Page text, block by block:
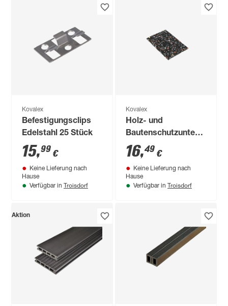
Kovalex
Befestigungsclips
Edelstahl 25 Stück
15,99 €
Keine Lieferung nach
Hause
Verfügbar in Troisdorf
Kovalex
Holz- und
Bautenschutzunterlage
90 x 60 x 3 mm,
60er-Pack
16,49 €
Keine Lieferung nach
Hause
Verfügbar in Troisdorf
Aktion